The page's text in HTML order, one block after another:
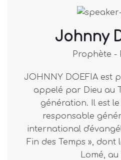
Johnny
Prophète -
JOHNNY DOEFIA est
appelé par Dieu au
génération. Il est
responsable
international
Fin des Temps », dont
Lomé, au